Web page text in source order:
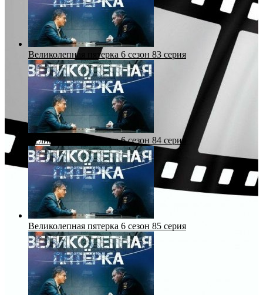
Великолепная пятерка 6 сезон 83 серия
Великолепная пятерка 6 сезон 84 серия
Великолепная пятерка 6 сезон 85 серия